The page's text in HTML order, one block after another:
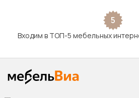
5
Входим в ТОП-5 мебельных